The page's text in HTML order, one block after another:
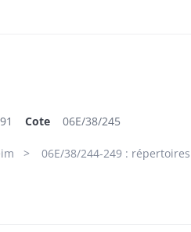
Cote 06E/38/245
06E/38/244-249 :